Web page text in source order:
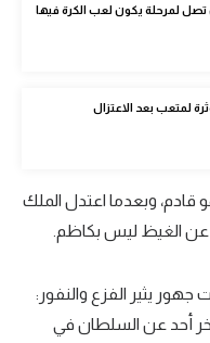
تصل لمرحلة يكون لعب الكرة فيها
لمتعب بعد الاعتزال
وبعدما اعتدل الملك
الغيظ ليس بكاظم.
يثير الفزع والنفور:
أحد عن السلطان في